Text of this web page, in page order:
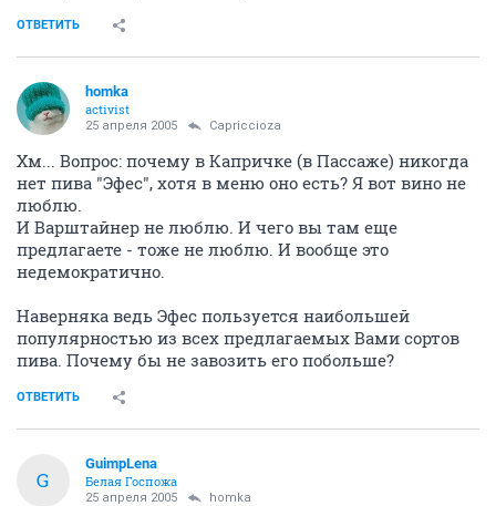
ОТВЕТИТЬ
homka
activist
25 апреля 2005 Capriccioza
Хм... Вопрос: почему в Капричке (в Пассаже) никогда
нет пива "Эфес", хотя в меню оно есть? Я вот вино не
люблю.
И Варштайнер не люблю. И чего вы там еще
предлагаете - тоже не люблю. И вообще это
недемократично.
Наверняка ведь Эфес пользуется наибольшей
популярностью из всех предлагаемых Вами сортов
пива. Почему бы не завозить его побольше?
ОТВЕТИТЬ
G
GuimpLena
Белая Госпожа
25 апреля 2005 homka